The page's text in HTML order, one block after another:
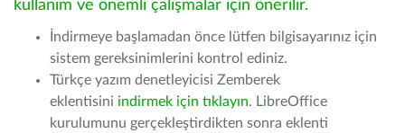
kullanım ve önemli çalışmalar için önerilir.
İndirmeye başlamadan önce lütfen bilgisayarınız için
sistem gereksinimlerini kontrol ediniz.
Türkçe yazım denetleyicisi Zemberek
eklentisini indirmek için tıklayın. LibreOffice
kurulumunu gerçekleştirdikten sonra eklenti